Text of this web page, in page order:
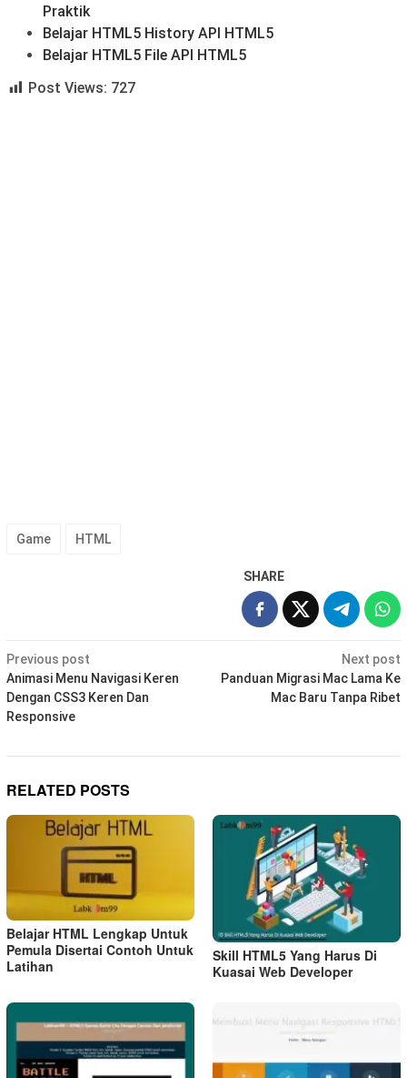
Praktik
Belajar HTML5 History API HTML5
Belajar HTML5 File API HTML5
Post Views: 727
Game HTML
SHARE
Post
navigation
Previous post
Animasi Menu Navigasi Keren
Dengan CSS3 Keren Dan
Responsive
Next post
Panduan Migrasi Mac Lama Ke
Mac Baru Tanpa Ribet
RELATED POSTS
Belajar HTML Lengkap Untuk
Pemula Disertai Contoh Untuk
Latihan
Skill HTML5 Yang Harus Di
Kuasai Web Developer